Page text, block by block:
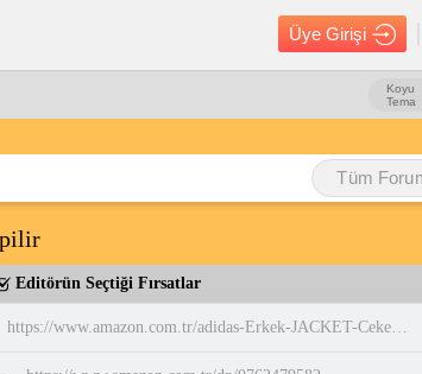
Üye Girişi
Koyu
Tema
Tüm
Editörün Seçtiği Fırsatlar
https://www.amazon.com.tr/adidas-Erkek-JACKET-Ceket-WHITE/dp/B0DPBMQX1P